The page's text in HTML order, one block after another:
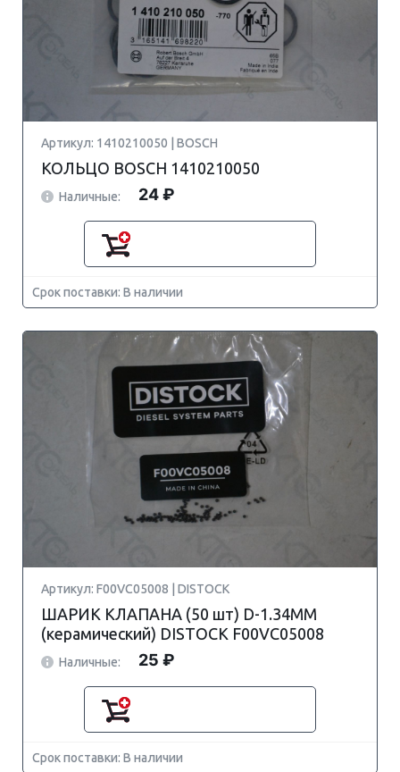
Артикул: 1410210050 | BOSCH
КОЛЬЦО BOSCH 1410210050
Наличные: 24 ₽
Срок поставки: В наличии
Артикул: F00VC05008 | DISTOCK
ШАРИК КЛАПАНА (50 шт) D-1.34MM
(керамический) DISTOCK F00VC05008
Наличные: 25 ₽
Срок поставки: В наличии